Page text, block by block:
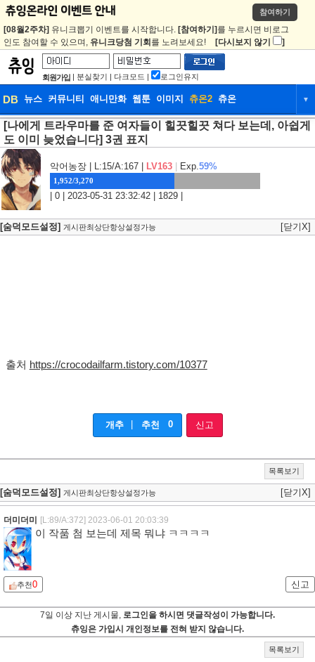
참여하기
[08월2주차] 유니크뽑기 이벤트를 시작합니다. [참여하기] 를 누르시면 비로그
인도 참여할 수 있으며, 유니크당첨 기회 를 노려보세요! [다시보지 않기 ]
회원가입 | 분실찾기 | 다크모드 | 로그인유지
DB 뉴스 커뮤니티 애니만화 웹툰 이미지 츄온2 츄온 ▼
DB 뉴스 커뮤니티 애니만화
웹툰
[나에게 트라우마를 준 여자들이 힐끗힐끗 쳐다 보는데, 아쉽게
도 이미 늦었습니다] 3권 표지
악어농장 | L:15/A:167 | LV163 Exp.59%
1,952/3,270
| 0 | 2023-05-31 23:32:42 | 1829 |
[숨덕모드설정] 게시판최상단항상설정가능 [닫기X]
출처 https://crocodailfarm.tistory.com/10377
개추 추천 0 신고
목록보기
[숨덕모드설정] 게시판최상단항상설정가능 [닫기X]
더미더미 [L:89/A:372] 2023-06-01 20:03:39
이 작품 첨 보는데 제목 뭐냐 ㅋㅋㅋㅋ
추천0 신고
7일 이상 지난 게시물, 로그인을 하시면 댓글작성이 가능합니다.
츄잉은 가입시 개인정보를 전혀 받지 않습니다.
목록보기